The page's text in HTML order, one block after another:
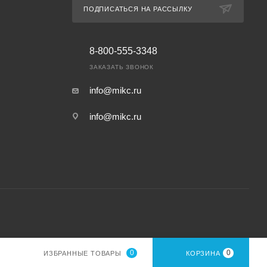
ПОДПИСАТЬСЯ НА РАССЫЛКУ
8-800-555-3348
ЗАКАЗАТЬ ЗВОНОК
info@mikc.ru
info@mikc.ru
ИЗБРАННЫЕ ТОВАРЫ 0 КОРЗИНА 0